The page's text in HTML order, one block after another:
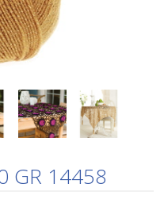
GR 14458